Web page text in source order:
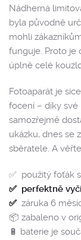
Nádherná
byla původně
mohli
funguje. Proto je
úplně celé
Fotoaparát je
focení – díky
samozřejmě
ukázku, dnes se
sběratele. A
✅ použitý foťák
✅ perfektně
✅ záruka 6
📦 zabaleno v
🔋 baterie je